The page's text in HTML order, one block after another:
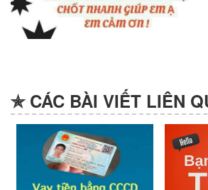
✯ CÁC BÀI VIẾT LIÊN